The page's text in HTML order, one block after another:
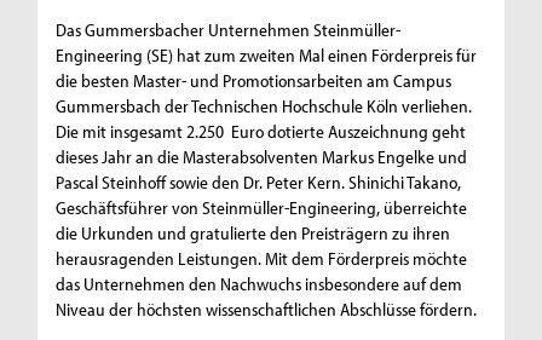
Das Gummersbacher Unternehmen Steinmüller-
Engineering (SE) hat zum zweiten Mal einen Förderpreis für
die besten Master- und Promotionsarbeiten am Campus
Gummersbach der Technischen Hochschule Köln verliehen.
Die mit insgesamt 2.250 Euro dotierte Auszeichnung geht
dieses Jahr an die Masterabsolventen Markus Engelke und
Pascal Steinhoff sowie den Dr. Peter Kern. Shinichi Takano,
Geschäftsführer von Steinmüller-Engineering, überreichte
die Urkunden und gratulierte den Preisträgern zu ihren
herausragenden Leistungen. Mit dem Förderpreis möchte
das Unternehmen den Nachwuchs insbesondere auf dem
Niveau der höchsten wissenschaftlichen Abschlüsse fördern.